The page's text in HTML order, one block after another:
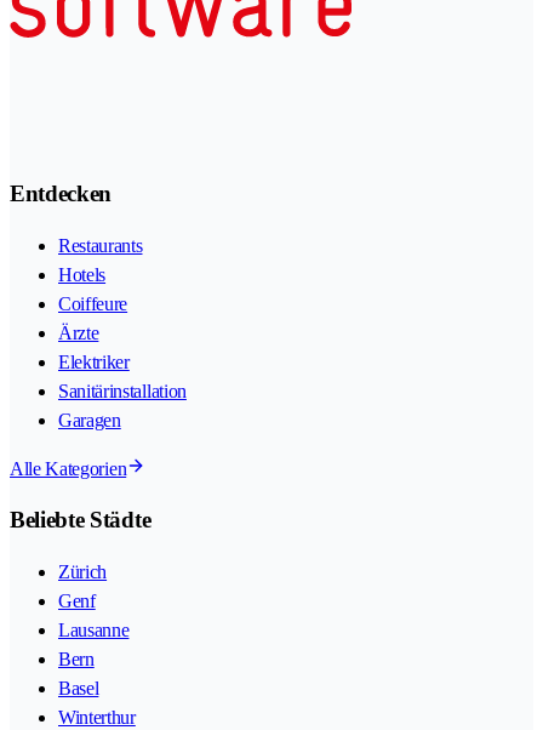
Entdecken
Restaurants
Hotels
Coiffeure
Ärzte
Elektriker
Sanitärinstallation
Garagen
Alle Kategorien
Beliebte Städte
Zürich
Genf
Lausanne
Bern
Basel
Winterthur